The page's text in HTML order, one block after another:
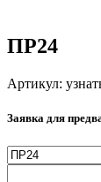
ПР24
Артикул:
Заявка для